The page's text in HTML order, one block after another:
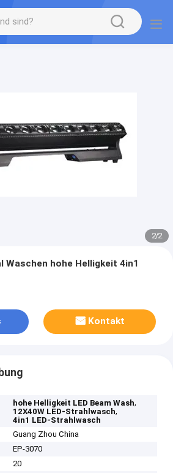
2/2
Waschen hohe Helligkeit 4in1
Kontakt
hohe Helligkeit LED Beam Wash,
12X40W LED-Strahlwasch,
4in1 LED-Strahlwasch
Guang Zhou China
EP-3070
20